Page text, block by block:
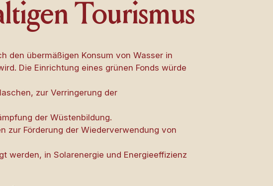
Tourismus
den übermäßigen Konsum von Wasser in
Die Einrichtung eines grünen Fonds würde
zur Verringerung der
der Wüstenbildung.
Förderung der Wiederverwendung von
werden, in Solarenergie und Energieeffizienz